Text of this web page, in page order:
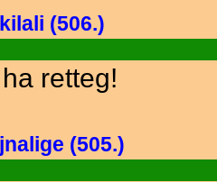
(506.)
retteg!
(505.)